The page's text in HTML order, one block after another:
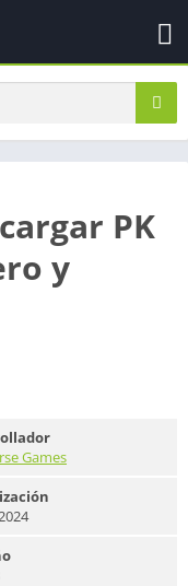
PK
y
Games